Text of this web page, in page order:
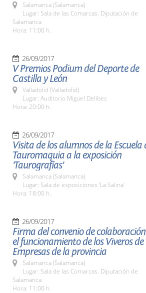
Salamanca (Salamanca)
Lugar: Sala de las Comarcas. Diputación de
Salamanca
Hora: 11:00 h.
26/09/2017
V Premios Podium del Deporte de
Castilla y León
Valladolid (Valladolid)
Lugar: Auditorio Miguel Delibes
Hora: 20:00 h.
26/09/2017
Visita de los alumnos de la Escuela
Tauromaquia a la exposición
'Taurografías'
Salamanca (Salamanca)
Lugar: Sala de exposiciones 'La Salina'
Hora: 18:00 h.
26/09/2017
Firma del convenio de
el funcionamiento de los Viveros de
Empresas de la provincia
Salamanca (Salamanca)
Lugar: Sala de las Comarcas. Diputación de
Salamanca
Hora: 11:00 h.